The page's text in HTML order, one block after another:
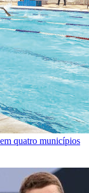
quatro municípios